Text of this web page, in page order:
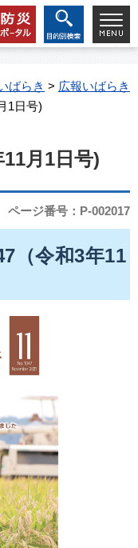
ばらき > 広報いばらき
1日号)
月1日号)
ページ番号：P-002017
（令和3年11